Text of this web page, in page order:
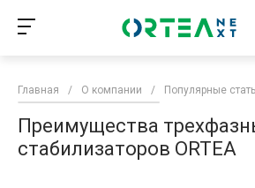
Главная / О компании / Популярные
Преимущества
стабилизаторов ORTEA